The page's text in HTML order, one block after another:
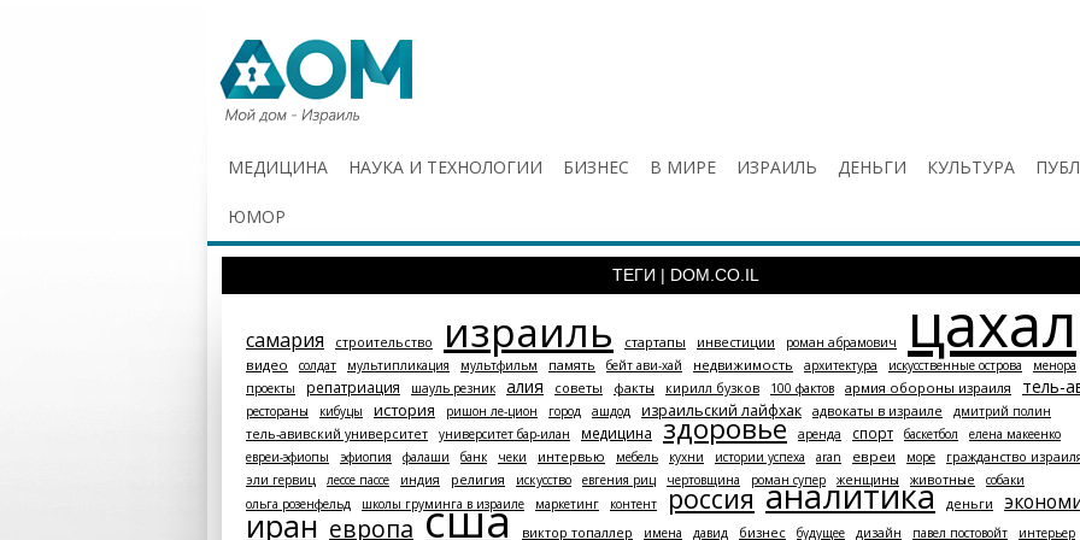
МЕДИЦИНА НАУКА И ТЕХНОЛОГИИ БИЗНЕС В МИРЕ ИЗРАИЛЬ ДЕНЬГИ КУЛЬТУРА
ЮМОР
ТЕГИ | DOM.CO.IL
самария строительство израиль стартапы инвестиции роман абрамович цахал
видео солдат мультипликация мультфильм память бейт ави-хай недвижимость архитектура искусственные острова
менора
проекты
репатриация шауль резник алия советы факты кирилл бузков 100 фактов армия обороны израиля тель-
рестораны кибуцы история ришон ле-цион город ашдод израильский лайфхак адвокаты в израиле
дмитрий полин
тель-авивский университет
университет бар-илан медицина здоровье аренда спорт баскетбол
елена макеенко
евреи-эфиопы
эфиопия фалаши банк чеки интервью мебель кухни истории успеха aran евреи море
гражданство
эли гервиц
лессе пассе индия религия искусство евгения риц чертовщина роман супер женщины животные
собаки
ольга розенфельд
школы груминга в израиле маркетинг контент россия аналитика деньги
иран европа сша виктор топаллер имена давид бизнес будущее дизайн павел постовойт
интерьер